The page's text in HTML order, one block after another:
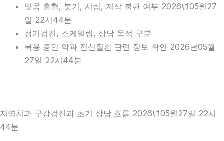
잇몸 출혈, 붓기, 시림, 저작 불편 여부 2026년05월27
일 22시44분
정기검진, 스케일링, 상담 목적 구분
복용 중인 약과 전신질환 관련 정보 확인 2026년05월
27일 22시44분
지역치과 구강검진과 초기 상담 흐름 2026년05월27일 22시
44분